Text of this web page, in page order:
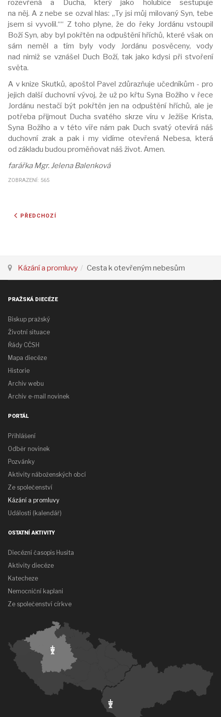
rozevřená a Ducha, který jako holubice sestupuje
na něj. A z nebe se ozval hlas: „Ty jsi můj milovaný Syn, tebe
jsem si vyvolil.““ Z toho plyne, že do řeky Jordánu vstoupil
Boží Syn, aby byl pokřtěn na odpuštění hříchů, které však on
sám neměl a tím byly vody Jordánu posvěceny, vody
nad nimiž se vznášel Duch Boží, tak jako kdysi při stvoření
světa.
A v knize Skutků, apoštol Pavel zdůrazňuje učedníkům - pro
jejich další duchovní vývoj, že už po křtu Syna Božího v řece
Jordánu nestačí být pokřtěn jen na odpuštění hříchů, ale je
potřeba přijmout Ducha svatého skrze víru v Ježíše Krista,
Syna Božího a v této víře nám pak Duch svatý otevírá náš
duchovní zrak a pak i my vidíme otevřená Nebesa, která
od základu budou proměňovat náš život. Amen.
farářka Mgr. Jelena Balenková
ZOBRAZENÍ: 565
PŘEDCHOZÍ ČLÁNEK: ADVENT 2024 V NEVEKLOVĚ
PŘEDCHOZÍ
Kázání a promluvy Cesta k otevřeným nebesům
PRAŽSKÁ DIECÉZE
Biskup pražský
Životní situace
Řády CČSH
Mapa diecéze
Historie
Archiv webu
Archiv e-mail novinek
PORTÁL
Přihlášení
Odběr novinek
Pozvánky
Aktivity náboženských obcí
Ze společenství
Kázání a promluvy
Události (kalendář)
OSTATNÍ AKTIVITY
Diecézní časopis Husita
Aktivity diecéze
Katecheze
Nemocniční kaplani
Ze společenství církve